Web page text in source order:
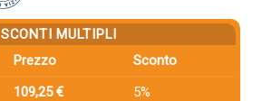
SCONTI MULTIPLI
Prezzo
Sconto
109,25 €
5%